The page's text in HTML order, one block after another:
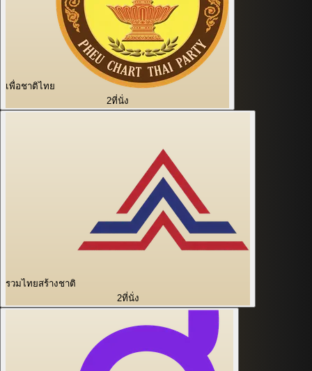
เพื่อชาติไทย
2ที่นั่ง
รวมไทยสร้างชาติ
2ที่นั่ง